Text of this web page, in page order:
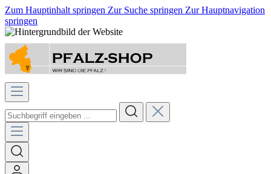
Zum Hauptinhalt springen Zur Suche springen Zur Hauptnavigation
springen